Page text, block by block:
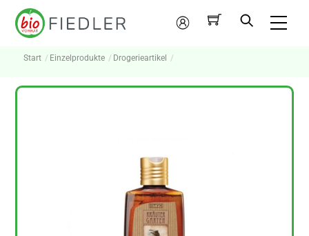
Skip
Mein
Konto
Start Einzelprodukte Drogerieartikel